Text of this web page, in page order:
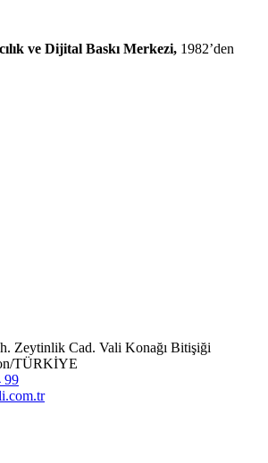
ve Dijital Baskı Merkezi, 1982’den
Zeytinlik Cad. Vali Konağı Bitişiği
TÜRKİYE
99